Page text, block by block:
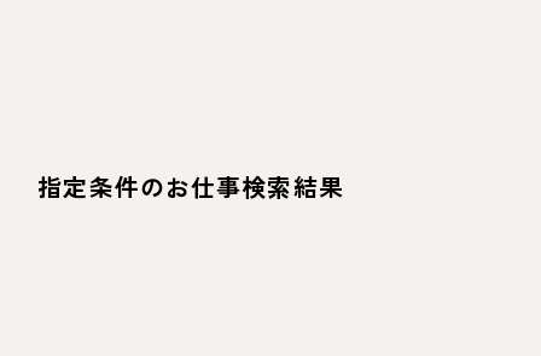
指定条件のお仕事検索結果